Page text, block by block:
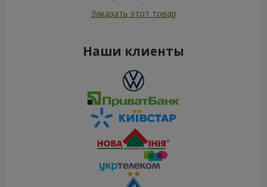
Заказать этот товар
Наши клиенты